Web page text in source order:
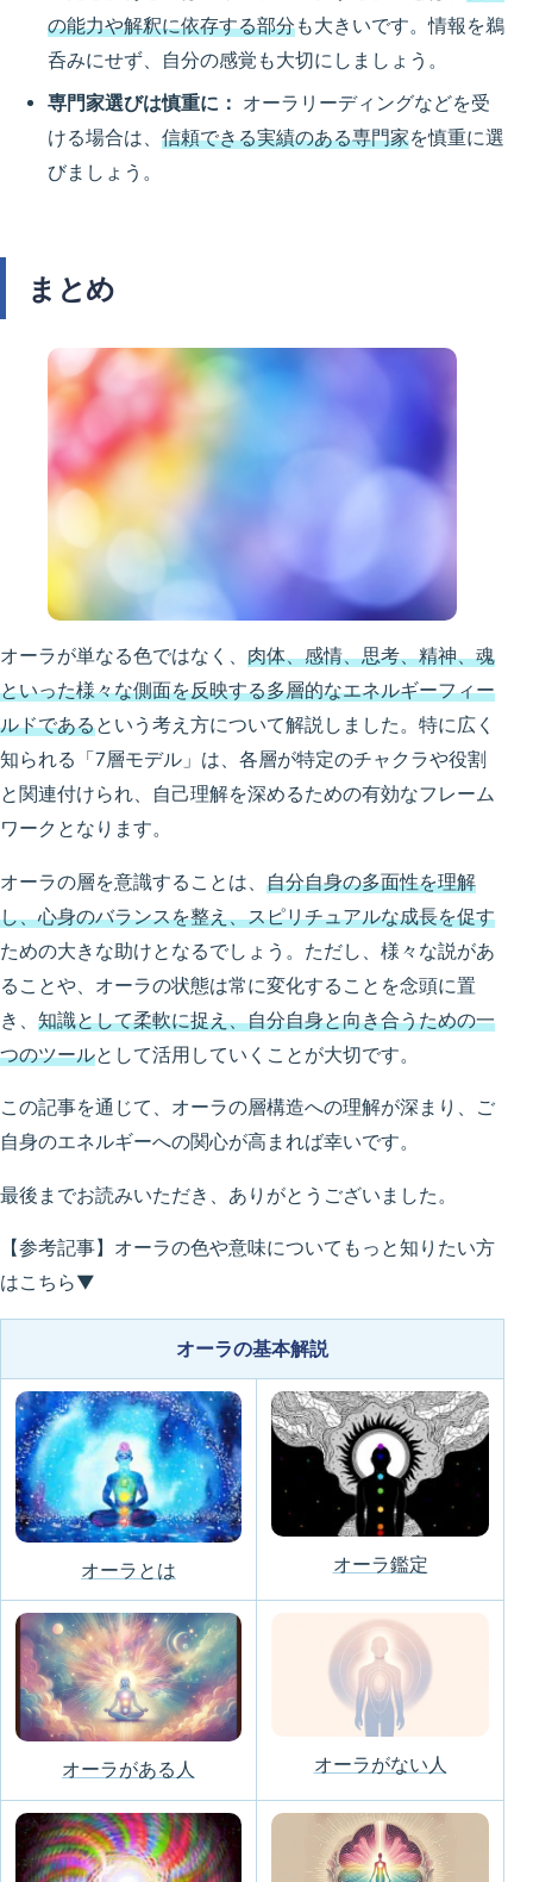
の能力や解釈に依存する部分も大きいです。情報を鵜
呑みにせず、自分の感覚も大切にしましょう。
専門家選びは慎重に： オーラリーディングなどを受
ける場合は、 信頼できる実績のある専門家を慎重に選
びましょう。
まとめ
オーラが単なる色ではなく、 肉体、感情、思考、精神、魂
といった様々な側面を反映する多層的なエネルギーフィー
ルドであるという考え方について解説しました。特に広く
知られる「7層モデル」は、各層が特定のチャクラや役割
と関連付けられ、自己理解を深めるための有効なフレーム
ワークとなります。
オーラの層を意識することは、 自分自身の多面性を理解
し、心身のバランスを整え、スピリチュアルな成長を促す
ための大きな助けとなるでしょう。ただし、様々な説があ
ることや、オーラの状態は常に変化することを念頭に置
き、 知識として柔軟に捉え、自分自身と向き合うための一
つのツールとして活用していくことが大切です。
この記事を通じて、オーラの層構造への理解が深まり、ご
自身のエネルギーへの関心が高まれば幸いです。
最後までお読みいただき、ありがとうございました。
【参考記事】オーラの色や意味についてもっと知りたい方
はこちら▼
オーラの基本解説
オーラとは オーラ鑑定
オーラがある人 オーラがない人